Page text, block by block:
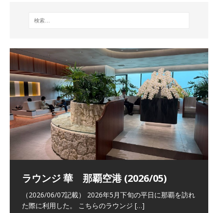
祝！日本航空・マリオットの戦略パー
トナーシップによるFOP無料付与とス
テイタスマッチ
ラウンジ 華 那覇空港 (2026/05)
（2026/06/07記載） 2026年5月下旬の平日に那覇を訪れ
た際に利用した。 こちらのラウンジ […]
The Coral Executive Lounge スワ
ンナプーム国際空港国内線ラウンジ
(2026/01)
日本航空 羽田空港国際線ファースト
クラスラウンジ (2026/01)
（2026/03/18記載） 2026年1月、毎年恒例の新年の羽田
バンコクエアウェイズ スワンナプー
ム国際空港国内線ラウンジ (2026/01)
（2026/03/13記載） 2026年1月上旬にバンコク経由でチ